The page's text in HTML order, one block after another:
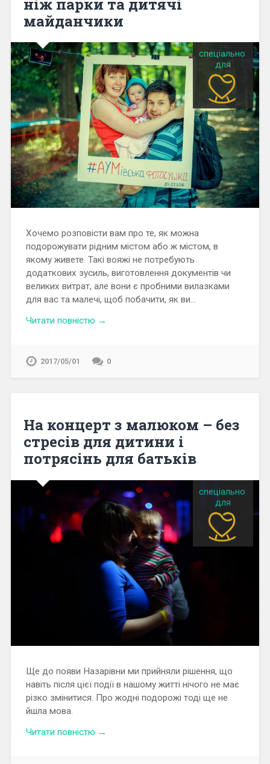
ніж парки та дитячі
майданчики
Хочемо розповісти вам про те, як можна
подорожувати рідним містом або ж містом, в
якому живете. Такі вояжі не потребують
додаткових зусиль, виготовлення документів чи
великих витрат, але вони є пробними вилазками
для вас та малечі, щоб побачити, як ви…
Читати повністю →
2017/05/01 0
На концерт з малюком – без
стресів для дитини і
потрясінь для батьків
Ще до появи Назарівни ми прийняли рішення, що
навіть після цієї події в нашому житті нічого не має
різко змінитися. Про жодні подорожі тоді ще не
йшла мова.
Читати повністю →